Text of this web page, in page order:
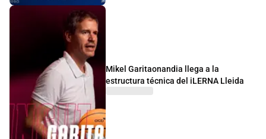
Mikel Garitaonandia llega a la
estructura técnica del iLERNA Lleida